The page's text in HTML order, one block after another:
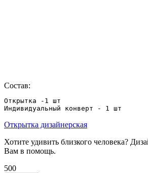
Состав:
Открытка -1 шт
Индивидуальный конверт - 1 шт
Открытка дизайнерская
Хотите удивить близкого человека?
Вам в помощь.
500